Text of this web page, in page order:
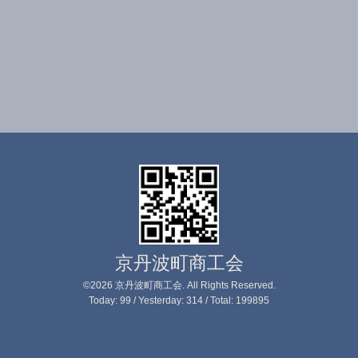
京丹波町商工会
©2026 京丹波町商工会. All Rights Reserved.
Today: 99 / Yesterday: 314 / Total: 199895